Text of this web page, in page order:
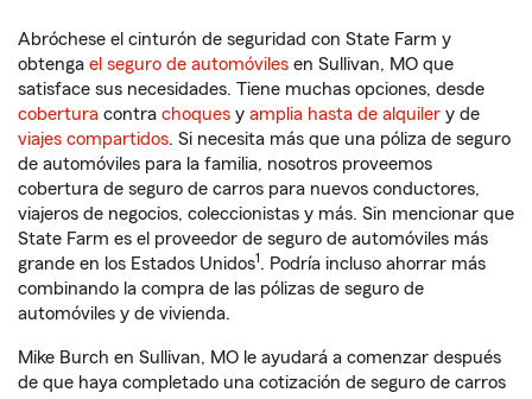
Abróchese el cinturón de seguridad con State Farm y
obtenga el seguro de automóviles en Sullivan, MO que
satisface sus necesidades. Tiene muchas opciones, desde
cobertura contra choques y amplia hasta de alquiler y de
viajes compartidos. Si necesita más que una póliza de seguro
de automóviles para la familia, nosotros proveemos
cobertura de seguro de carros para nuevos conductores,
viajeros de negocios, coleccionistas y más. Sin mencionar que
State Farm es el proveedor de seguro de automóviles más
grande en los Estados Unidos1. Podría incluso ahorrar más
combinando la compra de las pólizas de seguro de
automóviles y de vivienda.
Mike Burch en Sullivan, MO le ayudará a comenzar después
de que haya completado una cotización de seguro de carros